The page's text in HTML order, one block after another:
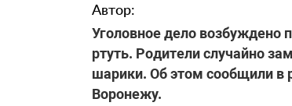
Автор:
Уголовное дело возбуждено
ртуть. Родители случайно
шарики. Об этом сообщили в
Воронежу.